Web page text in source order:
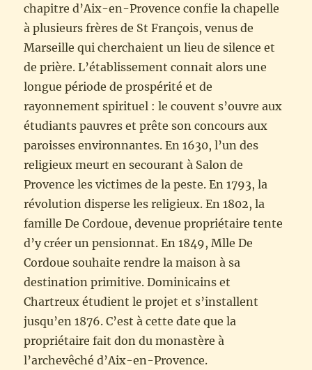
chapitre d’Aix-en-Provence confie la chapelle
à plusieurs frères de St François, venus de
Marseille qui cherchaient un lieu de silence et
de prière. L’établissement connait alors une
longue période de prospérité et de
rayonnement spirituel : le couvent s’ouvre aux
étudiants pauvres et prête son concours aux
paroisses environnantes. En 1630, l’un des
religieux meurt en secourant à Salon de
Provence les victimes de la peste. En 1793, la
révolution disperse les religieux. En 1802, la
famille De Cordoue, devenue propriétaire tente
d’y créer un pensionnat. En 1849, Mlle De
Cordoue souhaite rendre la maison à sa
destination primitive. Dominicains et
Chartreux étudient le projet et s’installent
jusqu’en 1876. C’est à cette date que la
propriétaire fait don du monastère à
l’archevêché d’Aix-en-Provence.